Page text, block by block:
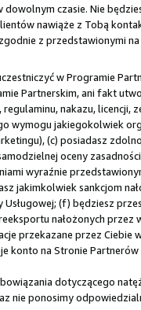
czasie. Nie
nawiąże z Tobą
z przedstawionymi
w Programie
Partnerskim, ani fakt
nakazu,
wymogu jakiegokolwiek
(c) posiadasz
oceny
wyraźnie
jakimkolwiek sankcjom
(f) będziesz
nałożonych
przekazane przez
konto na Stronie
dotyczącego
nie ponosimy